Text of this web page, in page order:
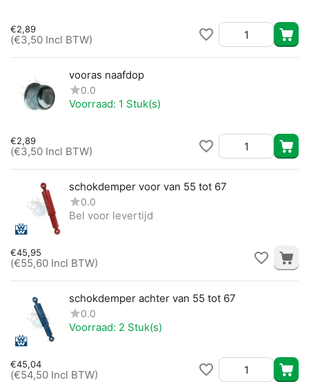
€2,89
(€3,50 Incl BTW)
vooras naafdop
0.0
Voorraad: 1 Stuk(s)
€2,89
(€3,50 Incl BTW)
schokdemper voor van 55 tot 67
0.0
Bel voor levertijd
€45,95
(€55,60 Incl BTW)
schokdemper achter van 55 tot 67
0.0
Voorraad: 2 Stuk(s)
€45,04
(€54,50 Incl BTW)